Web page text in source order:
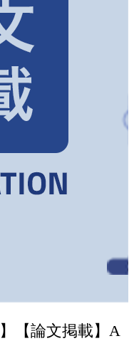
【論文掲載】A